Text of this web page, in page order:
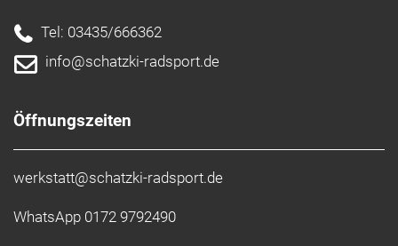
Tel: 03435/666362
info@schatzki-radsport.de
Öffnungszeiten
werkstatt@schatzki-radsport.de
WhatsApp 0172 9792490